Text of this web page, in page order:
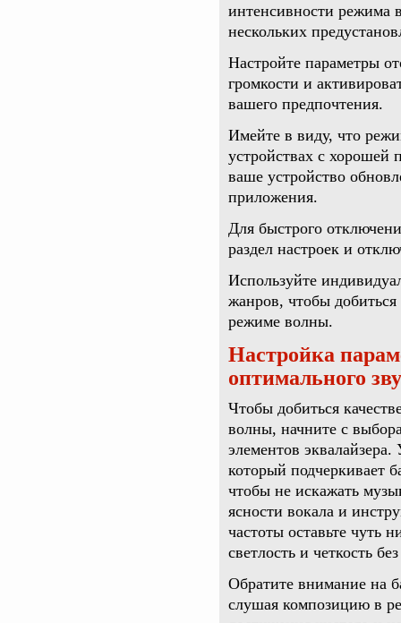
интенсивности режима
нескольких
Настройте параметры
громкости и
вашего предпочтения.
Имейте в виду, что
устройствах с хорошей
ваше устройство
приложения.
Для быстрого
раздел настроек и
Используйте
жанров, чтобы
режиме волны.
Настройка
оптимального
Чтобы добиться
волны, начните с
элементов
который подчеркивает
чтобы не искажать
ясности вокала и
частоты оставьте чуть
светлость и четкость
Обратите внимание на
слушая композицию в